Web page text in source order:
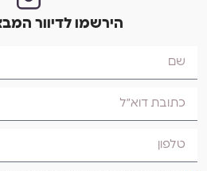
הירשמו לדיוור